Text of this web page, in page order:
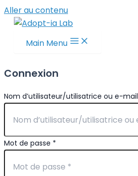
Aller au contenu
Main Menu
Connexion
Nom d’utilisateur/utilisatrice ou e-mail
Mot de passe *